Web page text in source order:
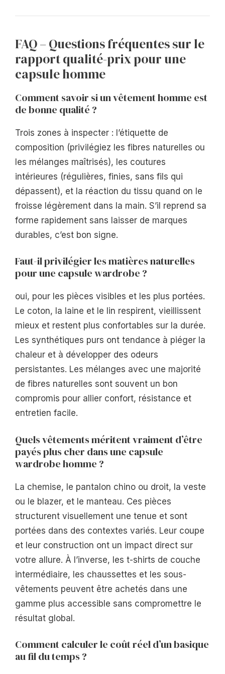
FAQ – Questions fréquentes sur le
rapport qualité-prix pour une
capsule homme
Comment savoir si un vêtement homme est
de bonne qualité ?
Trois zones à inspecter : l’étiquette de
composition (privilégiez les fibres naturelles ou
les mélanges maîtrisés), les coutures
intérieures (régulières, finies, sans fils qui
dépassent), et la réaction du tissu quand on le
froisse légèrement dans la main. S’il reprend sa
forme rapidement sans laisser de marques
durables, c’est bon signe.
Faut-il privilégier les matières naturelles
pour une capsule wardrobe ?
oui, pour les pièces visibles et les plus portées.
Le coton, la laine et le lin respirent, vieillissent
mieux et restent plus confortables sur la durée.
Les synthétiques purs ont tendance à piéger la
chaleur et à développer des odeurs
persistantes. Les mélanges avec une majorité
de fibres naturelles sont souvent un bon
compromis pour allier confort, résistance et
entretien facile.
Quels vêtements méritent vraiment d’être
payés plus cher dans une capsule
wardrobe homme ?
La chemise, le pantalon chino ou droit, la veste
ou le blazer, et le manteau. Ces pièces
structurent visuellement une tenue et sont
portées dans des contextes variés. Leur coupe
et leur construction ont un impact direct sur
votre allure. À l’inverse, les t-shirts de couche
intermédiaire, les chaussettes et les sous-
vêtements peuvent être achetés dans une
gamme plus accessible sans compromettre le
résultat global.
Comment calculer le coût réel d’un basique
au fil du temps ?